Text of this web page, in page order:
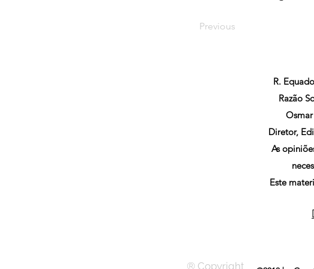
Previous
R.
Razão
Diretor,
As
Este
® Copyright